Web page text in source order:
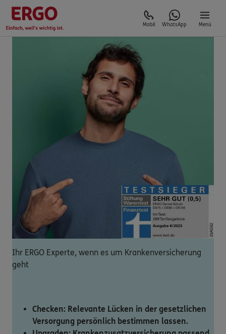
Mobil WhatsApp Menü
Ihr ERGO Experte, wenn es um Krankenversicherung
geht
Checken: Relevante Lücken in der gesetzlichen
Versorgung persönlich bestimmen lassen.